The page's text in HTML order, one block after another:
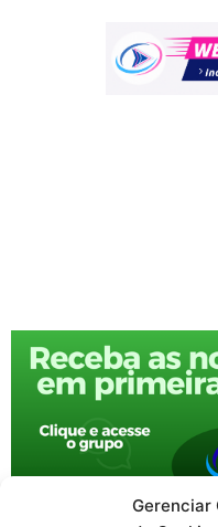
Gerenciar